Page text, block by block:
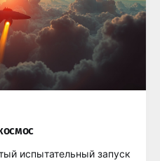
испытательный запуск